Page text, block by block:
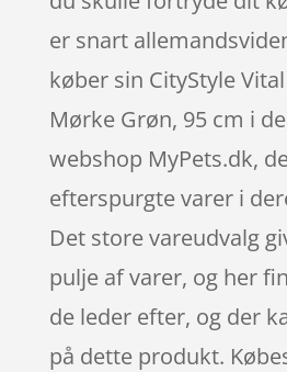
er snart
køber sin CityStyle
Mørke Grøn, 95 cm i
webshop MyPets.dk,
efterspurgte varer i
Det store vareudvalg
pulje af varer, og her
de leder efter, og der
på dette produkt.